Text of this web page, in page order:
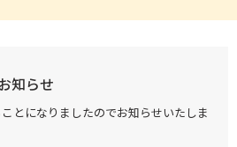
知らせ
とになりましたのでお知らせいたしま